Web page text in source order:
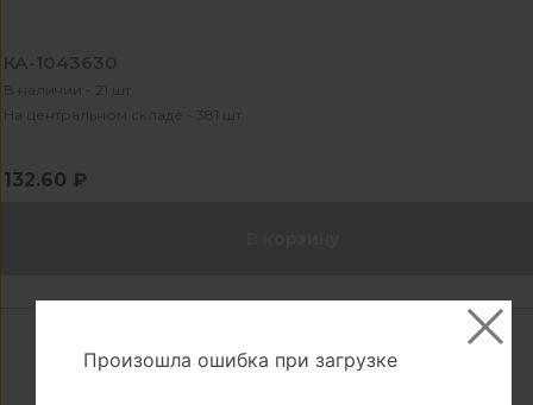
КА-1043630
В наличии - 21 шт
На центральном складе - 381 шт
132.60 ₽
Произошла ошибка при загрузке